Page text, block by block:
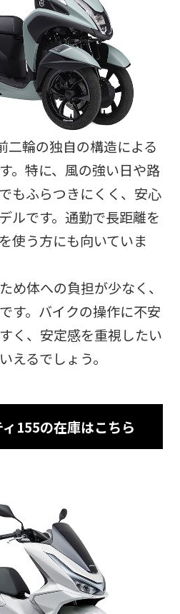
二輪の独自の構造による
。特に、風の強い日や路
もふらつきにくく、安心
ルです。通勤で長距離を
使う方にも向いていま
め体への負担が少なく、
す。バイクの操作に不安
く、安定感を重視したい
えるでしょう。
155の在庫はこちら